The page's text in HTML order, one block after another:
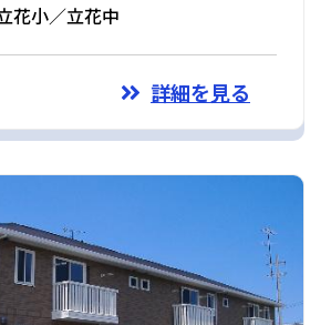
花小／立花中
詳細を見る